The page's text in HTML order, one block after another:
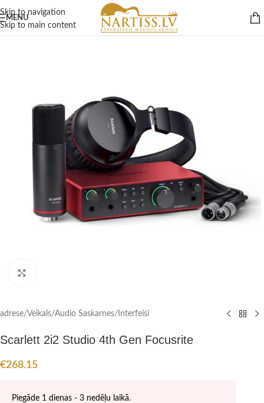
Skip to navigation
Skip to main content
MENU
adrese/Veikals/Audio Saskarnes/Interfeisi
Scarlett 2i2 Studio 4th Gen Focusrite
€268.15
Piegāde 1 dienas - 3 nedēļu laikā.